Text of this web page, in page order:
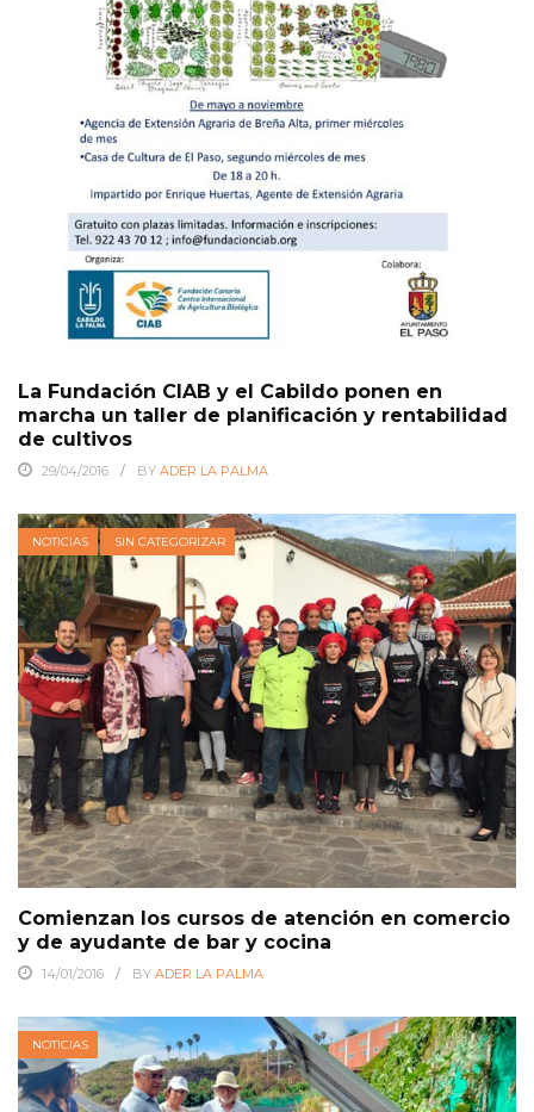
La Fundación CIAB y el Cabildo ponen en
marcha un taller de planificación y rentabilidad
de cultivos
29/04/2016 BY ADER LA PALMA
NOTICIAS SIN CATEGORIZAR
Comienzan los cursos de atención en comercio
y de ayudante de bar y cocina
14/01/2016 BY ADER LA PALMA
NOTICIAS